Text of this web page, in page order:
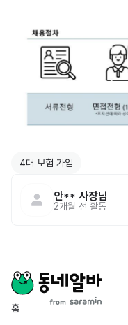
4대 보험 가입
안** 사장님
2개월 전 활동
홈